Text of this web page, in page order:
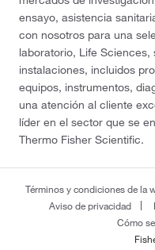
ensayo, asistencia
con nosotros para una
laboratorio, Life Sciences,
instalaciones, incluidos
equipos, instrumentos,
una atención al cliente
líder en el sector que se
Thermo Fisher Scientific.
Términos y condiciones de la
Aviso de privacidad
Cómo